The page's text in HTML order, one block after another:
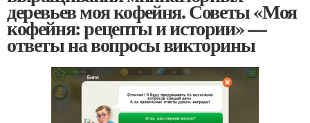
деревьев моя кофейня. Советы «Моя
кофейня: рецепты и истории» —
ответы на вопросы викторины